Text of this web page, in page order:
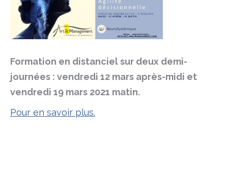
Formation en distanciel sur deux demi-
journées : vendredi 12 mars après-midi et
vendredi 19 mars 2021 matin.
Pour en savoir plus.